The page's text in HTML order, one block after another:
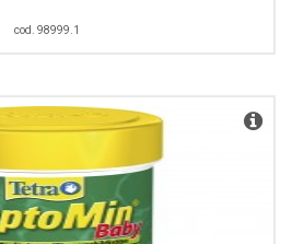
cod. 98999.1